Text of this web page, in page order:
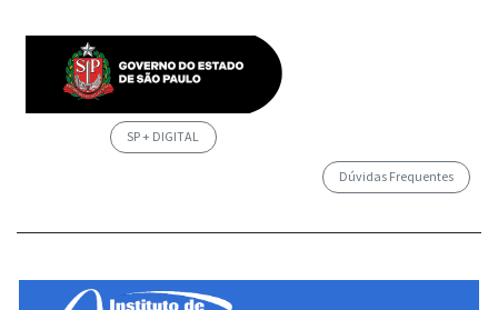
SP + DIGITAL
Dúvidas Frequentes